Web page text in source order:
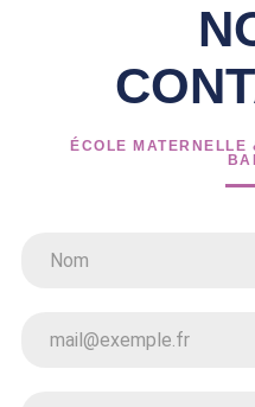
ÉCOLE MATERNELLE